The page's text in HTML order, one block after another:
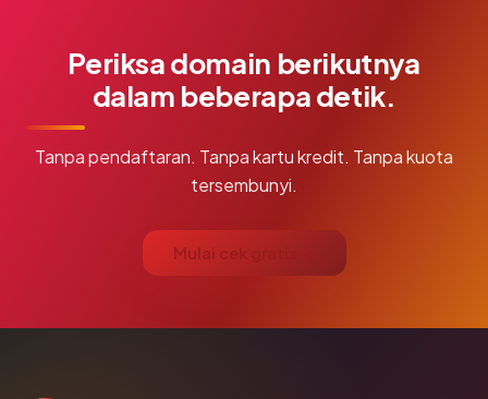
Periksa domain berikutnya
dalam beberapa detik.
Tanpa pendaftaran. Tanpa kartu kredit. Tanpa kuota
tersembunyi.
Mulai cek gratis →